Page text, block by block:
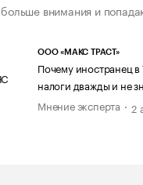
внимания и
ООО «МАКС ТРАСТ»
Почему иностранец в
налоги дважды и не
Мнение эксперта
2